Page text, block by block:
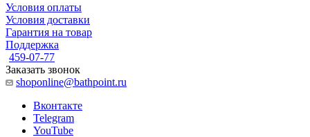
Условия оплаты
Условия доставки
Гарантия на товар
Поддержка
459-07-77
Заказать звонок
shoponline@bathpoint.ru
Вконтакте
Telegram
YouTube